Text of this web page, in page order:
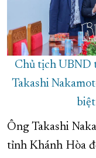
Chủ tịch UBND
Takashi
Ông Takashi
tỉnh Khánh Hòa